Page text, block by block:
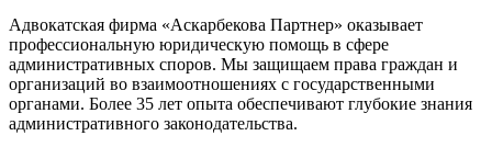
Адвокатская фирма «Аскарбекова Партнер» оказывает
профессиональную юридическую помощь в сфере
административных споров. Мы защищаем права граждан и
организаций во взаимоотношениях с государственными
органами. Более 35 лет опыта обеспечивают глубокие знания
административного законодательства.